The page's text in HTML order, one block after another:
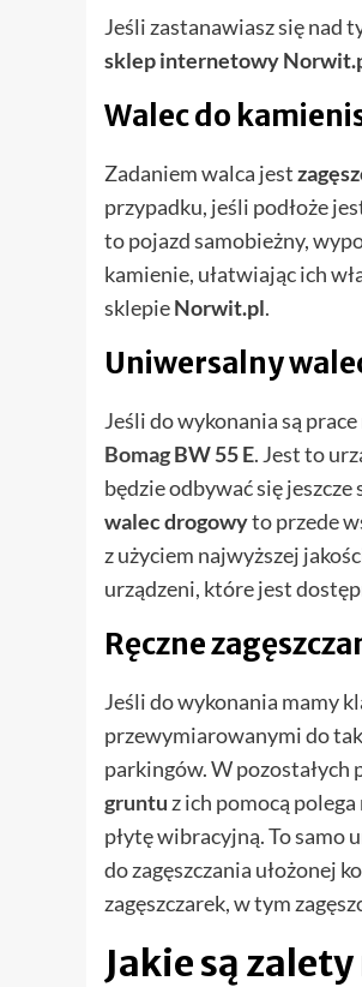
Jeśli zastanawiasz się nad
sklep internetowy
Walec do
Zadaniem walca jest
przypadku, jeśli podłoże
to pojazd samobieżny,
kamienie, ułatwiając ich
sklepieNorwit.pl.
Uniwersalny
Jeśli do wykonania są
BomagBW 55 E. Jest to
będzie odbywać się
walec drogowyto przede
z użyciem najwyższej
urządzeni, które jest
Ręczne
Jeśli do wykonania mamy
przewymiarowanymi do
parkingów. W pozostałych
gruntu z ich pomocą
płytę wibracyjną. To samo
do zagęszczania ułożonej
zagęszczarek, w tym
Jakie są